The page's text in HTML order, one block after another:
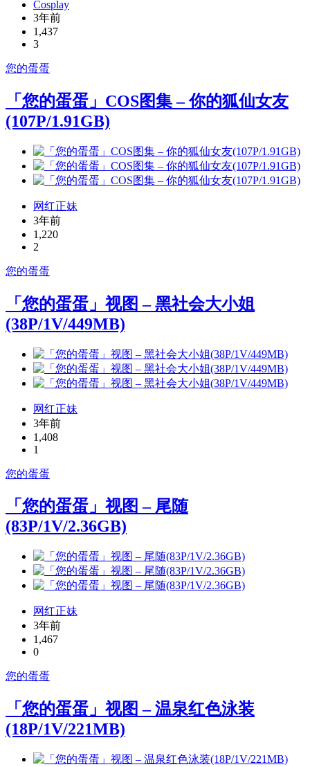
Cosplay
3年前
1,437
3
您的蛋蛋
「您的蛋蛋」COS图集 – 你的狐仙女友
(107P/1.91GB)
网红正妹
3年前
1,220
2
您的蛋蛋
「您的蛋蛋」视图 – 黑社会大小姐
(38P/1V/449MB)
网红正妹
3年前
1,408
1
您的蛋蛋
「您的蛋蛋」视图 – 尾随
(83P/1V/2.36GB)
网红正妹
3年前
1,467
0
您的蛋蛋
「您的蛋蛋」视图 – 温泉红色泳装
(18P/1V/221MB)